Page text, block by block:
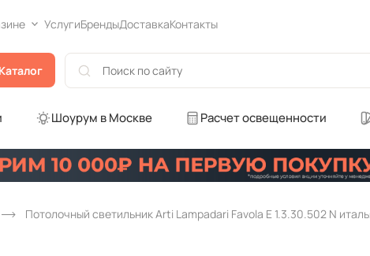
УслугиБрендыДоставкаКонтакты
Каталог
Шоурум в Москве Расчет освещенности
Потолочный светильник Arti Lampadari Favola E 1.3.30.502 N